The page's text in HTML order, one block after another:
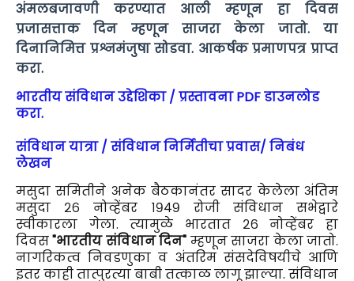
अंमलबजावणी करण्यात आली म्हणून हा दिवस
प्रजासत्ताक दिन म्हणून साजरा केला जातो. या
दिनानिमित्त प्रश्नमंजुषा सोडवा. आकर्षक प्रमाणपत्र प्राप्त
करा.
भारतीय संविधान उद्देशिका / प्रस्तावना PDF डाउनलोड
करा.
संविधान यात्रा / संविधान निर्मितीचा प्रवास/ निबंध
लेखन
मसुदा समितीने अनेक बैठकानंतर सादर केलेला अंतिम
मसुदा २६ नोव्हेंबर १९४९ रोजी संविधान सभेद्वारे
स्वीकारला गेला. त्यामुळे भारतात २६ नोव्हेंबर हा
दिवस"भारतीय संविधान दिन" म्हणून साजरा केला जातो.
नागरिकत्व निवडणुका व अंतरिम संसदेविषयीचे आणि
इतर काही तात्पुरत्या बाबी तत्काळ लागू झाल्या. संविधान